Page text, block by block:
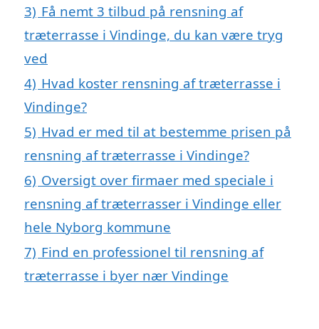
3) Få nemt 3 tilbud på rensning af
træterrasse i Vindinge, du kan være tryg
ved
4) Hvad koster rensning af træterrasse i
Vindinge?
5) Hvad er med til at bestemme prisen på
rensning af træterrasse i Vindinge?
6) Oversigt over firmaer med speciale i
rensning af træterrasser i Vindinge eller
hele Nyborg kommune
7) Find en professionel til rensning af
træterrasse i byer nær Vindinge